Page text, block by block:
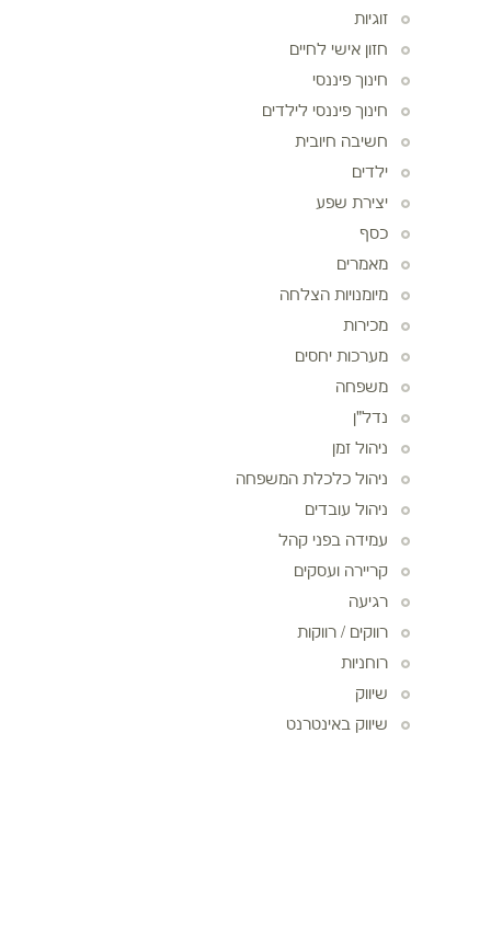
זוגיות
חזון אישי לחיים
חינוך פיננסי
חינוך פיננסי לילדים
חשיבה חיובית
ילדים
יצירת שפע
כסף
מאמרים
מיומנויות הצלחה
מכירות
מערכות יחסים
משפחה
נדל"ן
ניהול זמן
ניהול כלכלת המשפחה
ניהול עובדים
עמידה בפני קהל
קריירה ועסקים
רגיעה
רווקים / רווקות
רוחניות
שיווק
שיווק באינטרנט